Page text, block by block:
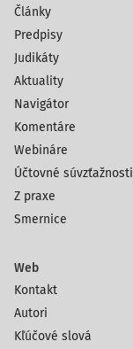
Články
Predpisy
Judikáty
Aktuality
Navigátor
Komentáre
Webináre
Účtovné súvzťažnosti
Z praxe
Smernice
Web
Kontakt
Autori
Kľúčové slová